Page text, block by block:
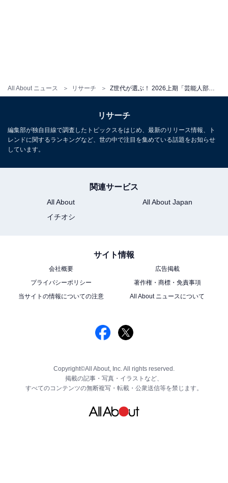
All About ニュース リサーチ
リサーチ
編集部が独自目線で調査したトピックスをはじめ、最新のリリース情報、ト
レンドに関するランキングなど、世の中で注目を集めている話題をお知らせ
しています。
関連サービス
All About
All About Japan
イチオシ
サイト情報
会社概要
広告掲載
プライバシーポリシー
著作権・商標・免責事項
当サイトの情報についての注意
All About ニュースについて
Copyright©All About, Inc. All rights reserved.
掲載の記事・写真・イラストなど、
すべてのコンテンツの無断複写・転載・公衆送信等を禁じます。